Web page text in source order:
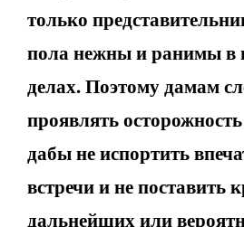
только
пола нежны и ранимы в
делах. Поэтому дамам
проявлять
дабы не испортить
встречи и не поставить
дальнейших или